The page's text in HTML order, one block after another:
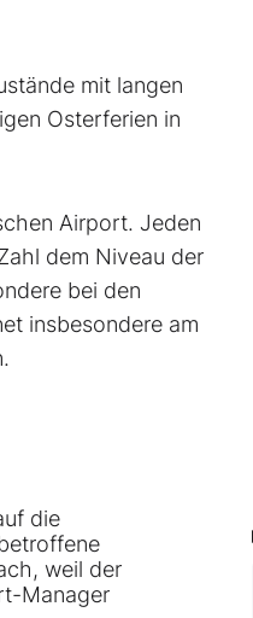
mit langen
Osterferien in
Airport. Jeden
dem Niveau der
bei den
insbesondere am
die
weil der
Manager